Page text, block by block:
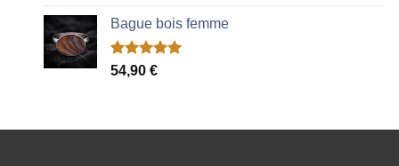
Bague bois femme
Noté5.00
2
54,90 €